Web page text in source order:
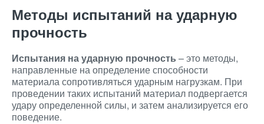
Методы испытаний на ударную
прочность
Испытания на ударную прочность – это методы,
направленные на определение способности
материала сопротивляться ударным нагрузкам. При
проведении таких испытаний материал подвергается
удару определенной силы, и затем анализируется его
поведение.